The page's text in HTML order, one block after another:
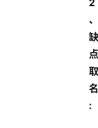
2
、
缺
点
取
名
: